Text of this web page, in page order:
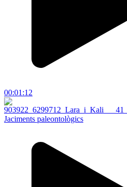
00:01:12
Jaciments paleontològics